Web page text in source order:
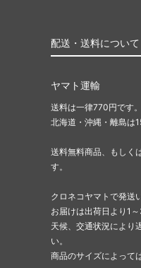
配送・送料について
ヤマト運輸
送料は一律770円です。
北海道・沖縄・離島は
送料無料商品、もしく
す。
クロネコヤマトで発送
お届けは出荷日より1～
天候、交通状況により
い。
商品のサイズによって